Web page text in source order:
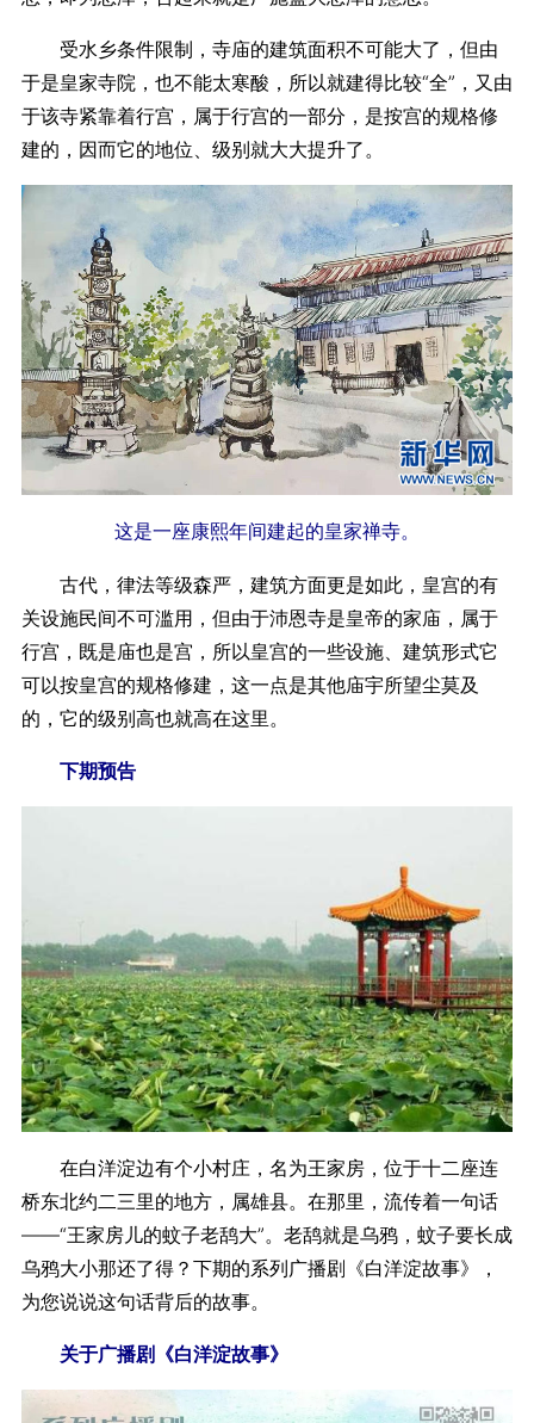
受水乡条件限制，寺庙的建筑面积不可能大了，但由
于是皇家寺院，也不能太寒酸，所以就建得比较“全”，又由
于该寺紧靠着行宫，属于行宫的一部分，是按宫的规格修
建的，因而它的地位、级别就大大提升了。
这是一座康熙年间建起的皇家禅寺。
古代，律法等级森严，建筑方面更是如此，皇宫的有
关设施民间不可滥用，但由于沛恩寺是皇帝的家庙，属于
行宫，既是庙也是宫，所以皇宫的一些设施、建筑形式它
可以按皇宫的规格修建，这一点是其他庙宇所望尘莫及
的，它的级别高也就高在这里。
下期预告
在白洋淀边有个小村庄，名为王家房，位于十二座连
桥东北约二三里的地方，属雄县。在那里，流传着一句话
——“王家房儿的蚊子老鸹大”。老鸹就是乌鸦，蚊子要长成
乌鸦大小那还了得？下期的系列广播剧《白洋淀故事》，
为您说说这句话背后的故事。
关于广播剧《白洋淀故事》